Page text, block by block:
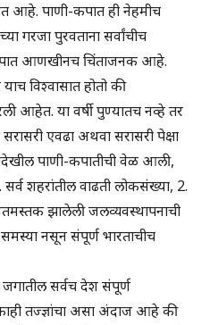
आहे. पाणी-कपात ही नेहमीच
गरजा पुरवताना सर्वांचीच
कपात आणखीनच चिंताजनक आहे.
विश्वासात होतो की
आहेत. या वर्षी पुण्यातच नव्हे तर
सरासरी एवढा अथवा सरासरी पेक्षा
पाणी-कपातीची वेळ आली,
शहरांतील वाढती लोकसंख्या, 2.
झालेली जलव्यवस्थापनाची
नसून संपूर्ण भारताचीच
सर्वच देश संपूर्ण
तज्ज्ञांचा असा अंदाज आहे की